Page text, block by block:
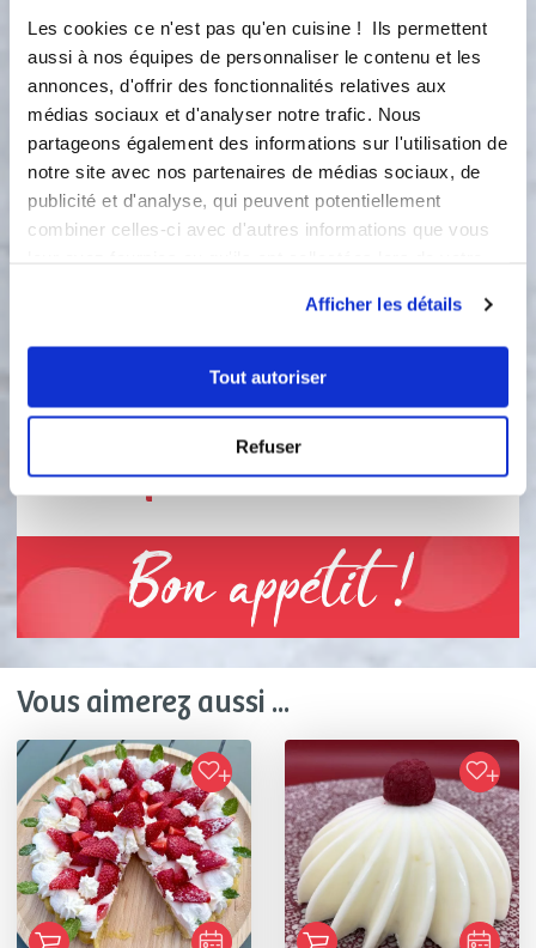
Les cookies ce n'est pas qu'en cuisine ! Ils permettent
aussi à nos équipes de personnaliser le contenu et les
annonces, d'offrir des fonctionnalités relatives aux
médias sociaux et d'analyser notre trafic. Nous
partageons également des informations sur l'utilisation de
notre site avec nos partenaires de médias sociaux, de
publicité et d'analyse, qui peuvent potentiellement
combiner celles-ci avec d'autres informations que vous
Afficher les détails
Tout autoriser
Refuser
fouettant. Ajouter la crème et
mélanger. Presser le citron et ajouter
2 càc à la préparation. Ajouter la
farine (tamisée de préférence) et
mélanger. Ajouter le beurre fondu et
mélanger une dernière fois. Répartir
dans les empreintes et mettre une
framboise sur chaque. Faire cuire 18
fondre les 20g de sucre avec les 35g
hors du feu. Réserver jusqu'après
cuisson des moelleux. A la sortie du
four, verser 2 càc de sirop sur les
Bon appétit !
Vous aimerez aussi ...